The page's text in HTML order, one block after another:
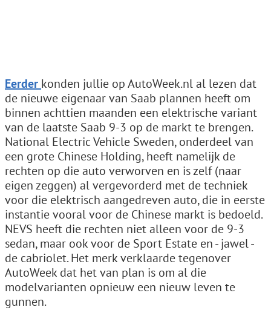
Eerder konden jullie op AutoWeek.nl al lezen dat
de nieuwe eigenaar van Saab plannen heeft om
binnen achttien maanden een elektrische variant
van de laatste Saab 9-3 op de markt te brengen.
National Electric Vehicle Sweden, onderdeel van
een grote Chinese Holding, heeft namelijk de
rechten op die auto verworven en is zelf (naar
eigen zeggen) al vergevorderd met de techniek
voor die elektrisch aangedreven auto, die in eerste
instantie vooral voor de Chinese markt is bedoeld.
NEVS heeft die rechten niet alleen voor de 9-3
sedan, maar ook voor de Sport Estate en - jawel -
de cabriolet. Het merk verklaarde tegenover
AutoWeek dat het van plan is om al die
modelvarianten opnieuw een nieuw leven te
gunnen.